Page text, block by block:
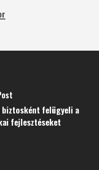
biztosként felügyeli a
fejlesztéseket